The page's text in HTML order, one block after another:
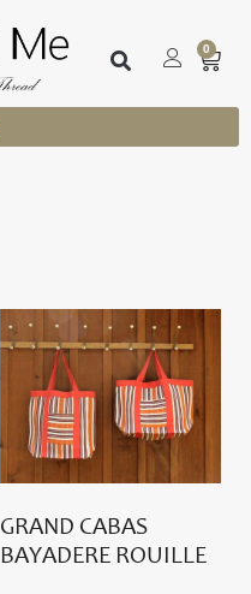
0
GRAND CABAS
BAYADERE ROUILLE